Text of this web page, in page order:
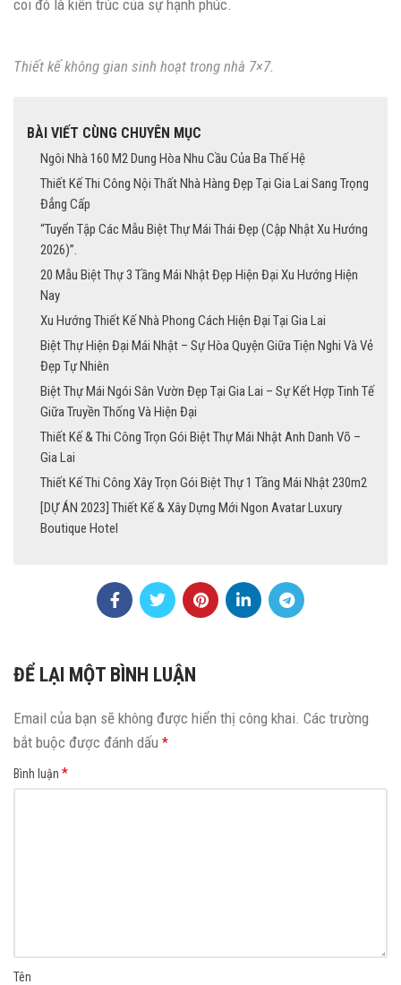
coi đó là kiến trúc của sự hạnh phúc.
Thiết kế không gian sinh hoạt trong nhà 7×7.
BÀI VIẾT CÙNG CHUYÊN MỤC
Ngôi Nhà 160 M2 Dung Hòa Nhu Cầu Của Ba Thế Hệ
Thiết Kế Thi Công Nội Thất Nhà Hàng Đẹp Tại Gia Lai Sang Trọng
Đẳng Cấp
“Tuyển Tập Các Mẫu Biệt Thự Mái Thái Đẹp (Cập Nhật Xu Hướng
2026)”.
20 Mẫu Biệt Thự 3 Tầng Mái Nhật Đẹp Hiện Đại Xu Hướng Hiện
Nay
Xu Hướng Thiết Kế Nhà Phong Cách Hiện Đại Tại Gia Lai
Biệt Thự Hiện Đại Mái Nhật – Sự Hòa Quyện Giữa Tiện Nghi Và Vẻ
Đẹp Tự Nhiên
Biệt Thự Mái Ngói Sân Vườn Đẹp Tại Gia Lai – Sự Kết Hợp Tinh Tế
Giữa Truyền Thống Và Hiện Đại
Thiết Kế & Thi Công Trọn Gói Biệt Thự Mái Nhật Anh Danh Võ –
Gia Lai
Thiết Kế Thi Công Xây Trọn Gói Biệt Thự 1 Tầng Mái Nhật 230m2
[DỰ ÁN 2023] Thiết Kế & Xây Dựng Mới Ngon Avatar Luxury
Boutique Hotel
ĐỂ LẠI MỘT BÌNH LUẬN
Email của bạn sẽ không được hiển thị công khai. Các trường
bắt buộc được đánh dấu *
Bình luận *
Tên